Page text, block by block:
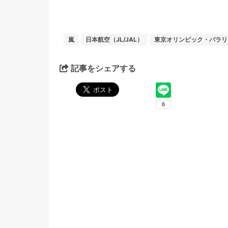
嵐 日本航空（JL/JAL） 東京オリンピック・パラ
記事をシェアする